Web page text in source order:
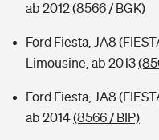
ab 2012(8566 / BGK)
Ford Fiesta, JA8
Limousine, ab 2013
Ford Fiesta, JA8
ab 2014(8566 / BIP)